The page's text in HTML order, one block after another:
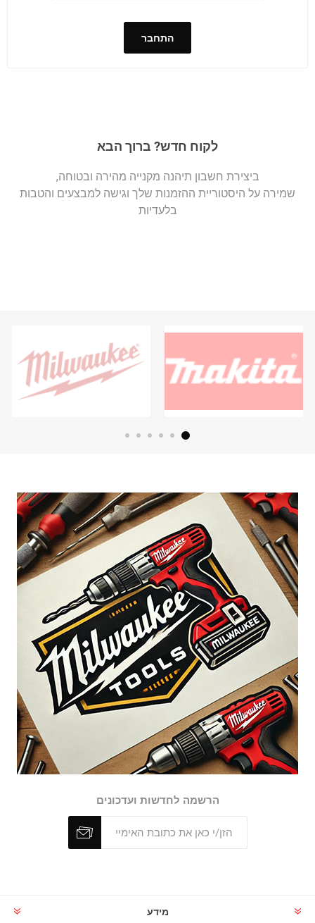
התחבר
לקוח חדש? ברוך הבא
ביצירת חשבון תיהנה מקנייה מהירה ובטוחה,
שמירה על היסטוריית ההזמנות שלך וגישה למבצעים והטבות
בלעדיות
הרשמה לחדשות ועדכונים
מידע